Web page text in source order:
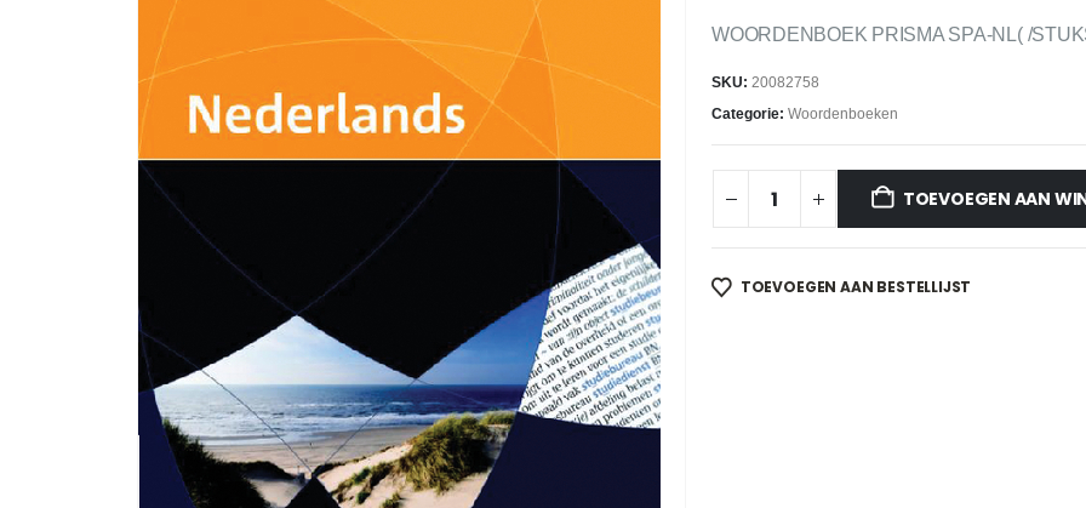
WOORDENBOEK PRISMA SPA-NL( /
SKU: 20082758
Categorie: Woordenboeken
TOEVOEGEN AAN
TOEVOEGEN AAN BESTELLIJST